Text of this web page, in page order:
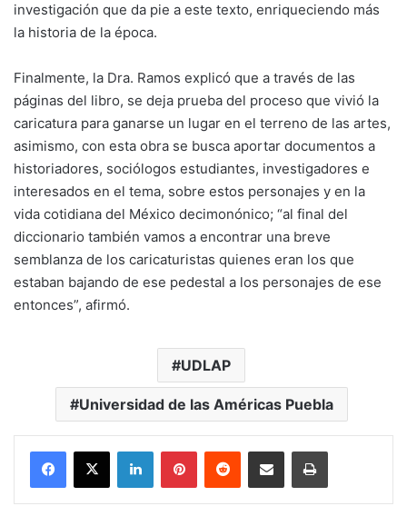
investigación que da pie a este texto, enriqueciendo más
la historia de la época.
Finalmente, la Dra. Ramos explicó que a través de las
páginas del libro, se deja prueba del proceso que vivió la
caricatura para ganarse un lugar en el terreno de las artes,
asimismo, con esta obra se busca aportar documentos a
historiadores, sociólogos estudiantes, investigadores e
interesados en el tema, sobre estos personajes y en la
vida cotidiana del México decimonónico; “al final del
diccionario también vamos a encontrar una breve
semblanza de los caricaturistas quienes eran los que
estaban bajando de ese pedestal a los personajes de ese
entonces”, afirmó.
UDLAP
Universidad de las Américas Puebla
LinkedInPinterestReddit Share via Email Print